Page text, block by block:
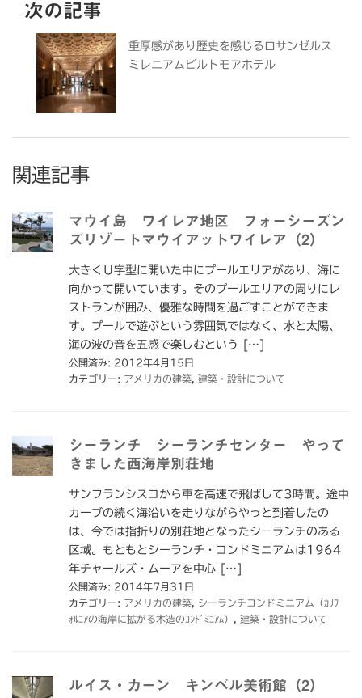
次の記事
重厚感があり歴史を感じるロサンゼルス
ミレニアムビルトモアホテル
関連記事
マウイ島 ワイレア地区 フォーシーズン
ズリゾートマウイアットワイレア（2）
大きくＵ字型に開いた中にプールエリアがあり、海に
向かって開いています。そのプールエリアの周りにレ
ストランが囲み、優雅な時間を過ごすことができま
す。プールで遊ぶという雰囲気ではなく、水と太陽、
海の波の音を五感で楽しむという […]
公開済み: 2012年4月15日
カテゴリー: アメリカの建築 建築・設計について
シーランチ シーランチセンター やって
きました西海岸別荘地
サンフランシスコから車を高速で飛ばして3時間。途中
カーブの続く海沿いを走りながらやっと到着したの
は、今では指折りの別荘地となったシーランチのある
区域。もともとシーランチ・コンドミニアムは1964
年チャールズ・ムーアを中心 […]
公開済み: 2014年7月31日
カテゴリー: アメリカの建築
シーランチコンドミニアム（ｶﾘﾌ
ｫﾙﾆｱの海岸に拡がる木造のｺﾝﾄﾞﾐﾆｱﾑ）
建築・設計について
ルイス・カーン キンベル美術館（2）